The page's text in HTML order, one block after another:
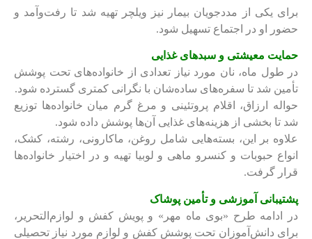
برای یکی از مددجویان بیمار نیز ویلچر تهیه شد تا رفت‌وآمد و
حضور او در اجتماع تسهیل شود.
حمایت معیشتی و سبدهای غذایی
در طول ماه، نان مورد نیاز تعدادی از خانواده‌های تحت پوشش
تأمین شد تا سفره‌های ساده‌شان با نگرانی کمتری گسترده شود.
حواله ارزاق، اقلام پروتئینی و مرغ گرم میان خانواده‌ها توزیع
شد تا بخشی از هزینه‌های غذایی آن‌ها پوشش داده شود.
علاوه بر این، بسته‌هایی شامل روغن، ماکارونی، رشته، کشک،
انواع حبوبات و کنسرو ماهی و لوبیا تهیه و در اختیار خانواده‌ها
قرار گرفت.
پشتیبانی آموزشی و تأمین پوشاک
در ادامه طرح «بوی ماه مهر» و پویش کفش و لوازم‌التحریر،
برای دانش‌آموزان تحت پوشش کفش و لوازم مورد نیاز تحصیلی